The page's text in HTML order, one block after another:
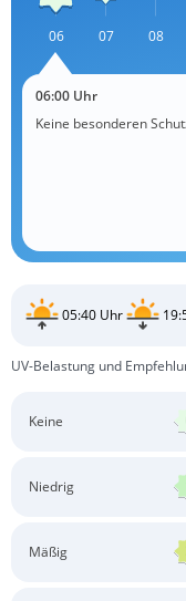
06 07 08
06:00 Uhr
Keine besonderen
05:40 Uhr
UV-Belastung und
Keine
Niedrig
Mäßig